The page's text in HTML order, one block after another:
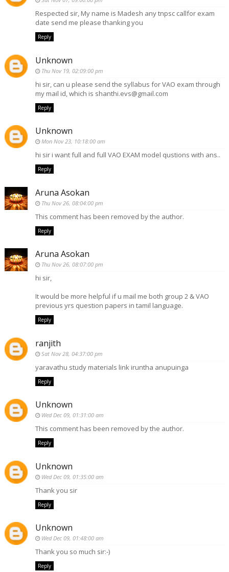
Respected sir, My name is Madesh any tnpsc callfor exam
date send me please thanking you
Reply
Unknown
Thu Nov 19, 02:09:00 pm
hi sir, can u please send the syllabus for VAO exam through
my mail id, which is shanthi.evs@gmail.com
Reply
Unknown
Mon Nov 23, 10:18:00 am
hi sir i want full and full VAO EXAM model qustions with ans..
Reply
Aruna Asokan
Thu Nov 26, 08:04:00 pm
This comment has been removed by the author.
Reply
Aruna Asokan
Thu Nov 26, 08:07:00 pm
hi sir,
It would be more helpful if u mail me both group 2 & VAO
previous yrs question papers in tamil language.
Reply
ranjith
Sat Nov 28, 04:37:00 pm
yaravathu study materials link iruntha anupuinga
Reply
Unknown
Wed Dec 09, 01:31:00 am
This comment has been removed by the author.
Reply
Unknown
Wed Dec 09, 01:35:00 am
Thank you sir
Reply
Unknown
Wed Dec 09, 01:48:00 am
Thank you so much sir:-)
Reply